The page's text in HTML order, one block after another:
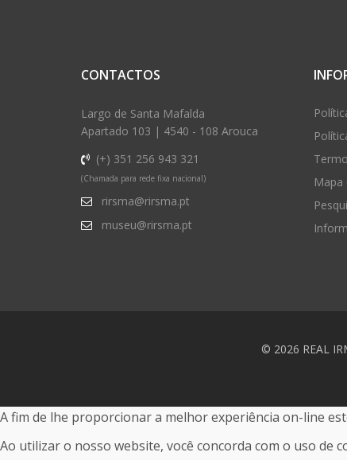
CONTACTOS
Largo de Santa Mafalda
Apartado 103 | 4540 - 108 Arouca
(+) 351 256 943 321
(Chamada para rede fixa nacional)
rirsma@rirsma.pt
museu@rirsma.pt
Mapa
© 2026 REAL
A fim de lhe proporcionar a melhor experiência on-line
Ao utilizar o nosso website, você concorda com o uso de